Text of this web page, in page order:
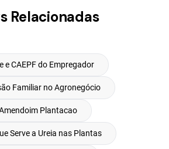
Relacionadas
e CAEPF do Empregador
Familiar no Agronegócio
Plantacao
Serve a Ureia nas Plantas